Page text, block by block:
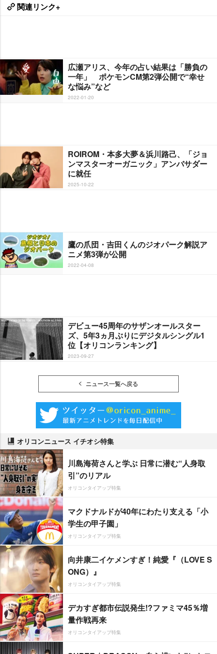
関連リンク+
広瀬アリス、今年の占い結果は「勝負の
一年」 ポケモンCM第2弾公開で“幸せ
な悩み”など
2022-01-20
ROIROM・本多大夢＆浜川路己、「ジョ
ンマスターオーガニック」アンバサダー
に就任
2025-10-22
鷹の爪団・吉田くんのジオパーク解説ア
ニメ第3弾が公開
2022-04-08
デビュー45周年のサザンオールスター
ズ、5年3ヵ月ぶりにデジタルシングル1
位【オリコンランキング】
2023-09-27
ニュース一覧へ戻る
オリコンニュース イチオシ特集
川島海荷さんと学ぶ 日常に潜む“人身取
引”のリアル
オリコンタイアップ特集
マクドナルドが40年にわたり支える「小
学生の甲子園」
オリコンタイアップ特集
向井康二イケメンすぎ！純愛『（LOVE S
ONG）』
オリコンタイアップ特集
デカすぎ都市伝説発生!?ファミマ45％増
量作戦再来
オリコンタイアップ特集